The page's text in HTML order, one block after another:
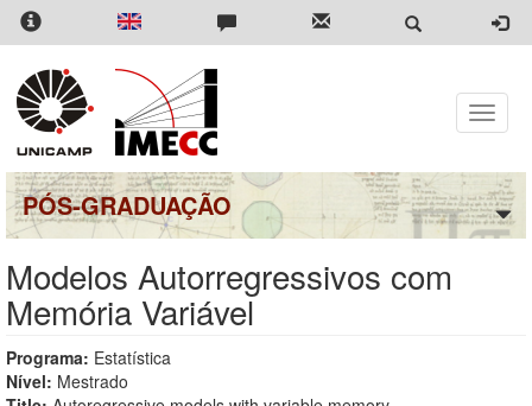
Pular
para
conteúdo
principal
Toggle
PÓS-GRADUAÇÃO
Modelos Autorregressivos com
Memória Variável
Programa: Estatística
Nível: Mestrado